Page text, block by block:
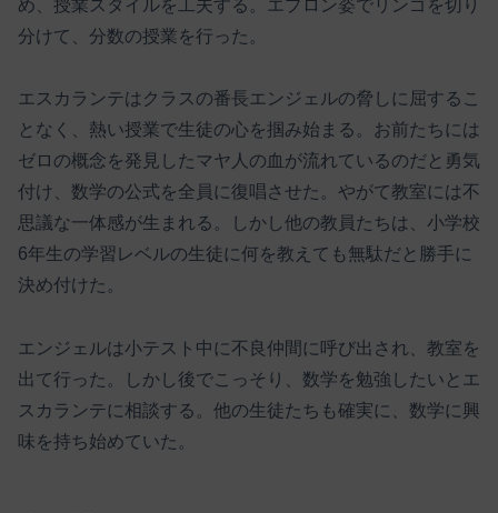
め、授業スタイルを工夫する。エプロン姿でリンゴを切り
分けて、分数の授業を行った。
エスカランテはクラスの番長エンジェルの脅しに屈するこ
となく、熱い授業で生徒の心を掴み始まる。お前たちには
ゼロの概念を発見したマヤ人の血が流れているのだと勇気
付け、数学の公式を全員に復唱させた。やがて教室には不
思議な一体感が生まれる。しかし他の教員たちは、小学校
6年生の学習レベルの生徒に何を教えても無駄だと勝手に
決め付けた。
エンジェルは小テスト中に不良仲間に呼び出され、教室を
出て行った。しかし後でこっそり、数学を勉強したいとエ
スカランテに相談する。他の生徒たちも確実に、数学に興
味を持ち始めていた。